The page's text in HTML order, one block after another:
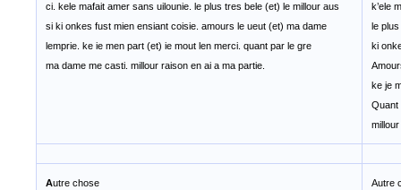
ci. kele mafait amer sans uilounie. le plus tres bele (et) le millour aus
si ki onkes fust mien ensiant coisie. amours le ueut (et) ma dame
lemprie. ke ie men part (et) ie mout len merci. quant par le gre
ma dame me casti. millour raison en ai a ma partie.
k’ele
le
ki
ke je
Quant
Autre chose
Autre